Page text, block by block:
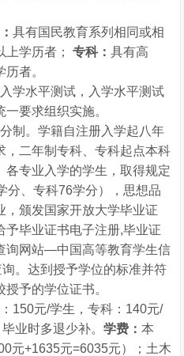
具有国民教育系列相同或相
上学历者；专科：具有高
者。
学水平测试，入学水平测试
要求组织实施。
制。学籍自注册入学起八年
，二年制专科、专科起点本科
各专业入学的学生，取得规定
分、专科76学分），思想品
，颁发国家开放大学毕业证
予毕业证书电子注册,毕业证
询网站—中国高等教育学生信
。达到授予学位的标准并符
予的学位证书。
150元/学生，专科：140元/
业时多退少补。学费：本
元+1635元=6035元）；土木